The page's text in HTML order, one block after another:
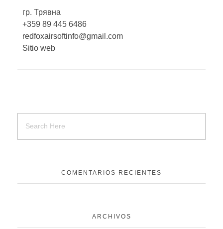
гр. Трявна
+359 89 445 6486
redfoxairsoftinfo@gmail.com
Sitio web
COMENTARIOS RECIENTES
ARCHIVOS